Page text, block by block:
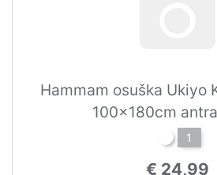
Hammam osuška Ukiyo
100x180cm
1
€ 24,99